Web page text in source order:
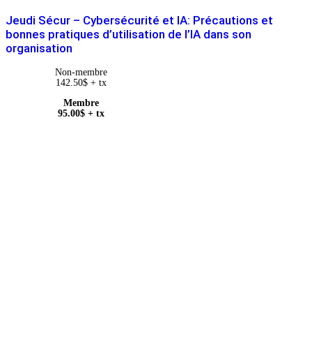
Jeudi Sécur – Cybersécurité et IA: Précautions et
bonnes pratiques d’utilisation de l’IA dans son
organisation
Non-membre
142.50$+ tx
Membre
95.00$+ tx